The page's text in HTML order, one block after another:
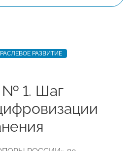
РАЗВИТИЕ
№ 1. Шаг